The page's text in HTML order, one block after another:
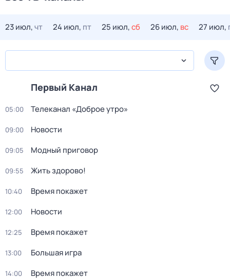
23 июл,чт 24 июл, пт 25 июл,сб 26 июл, вс 27 июл,
Первый Канал
05:00 Телеканал «Доброе утро»
09:00 Новости
09:05 Модный приговор
09:55 Жить здорово!
10:40 Время покажет
12:00 Новости
12:25 Время покажет
13:00 Большая игра
14:00 Время покажет